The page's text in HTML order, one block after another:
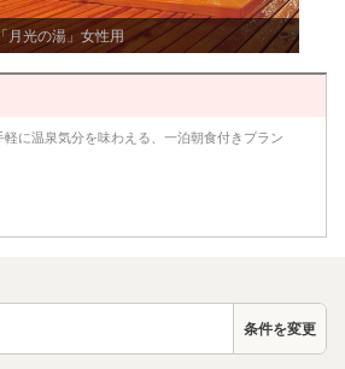
月光の湯」女性用
軽に温泉気分を味わえる、一泊朝食付きプラン
条件を変更